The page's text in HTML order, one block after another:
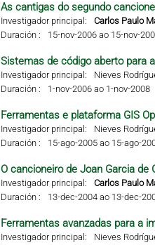
As cantigas do segundo
Investigador principal:
Carlos Paulo
Duración :
15-nov-2006 ao 15-nov-
Sistemas de código aberto para
Investigador principal:
Nieves
Duración :
1-nov-2006 ao 1-nov-2008
Ferramentas e plataforma GIS
Investigador principal:
Nieves
Duración :
15-ago-2005 ao 15-ago-
O cancioneiro de Joan Garcia de
Investigador principal:
Carlos Paulo
Duración :
13-dec-2004 ao 13-dec-
Ferramentas avanzadas para a
Investigador principal:
Nieves